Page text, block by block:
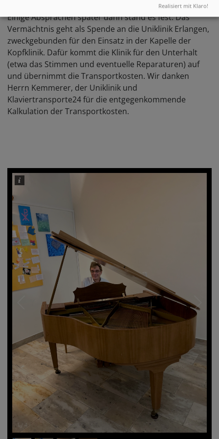
Einige Absprachen später dann stand es fest: Das
Vermächtnis geht als Spende an die Uniklinik Erlangen,
zweckgebunden für den Einsatz in der Kapelle der
Kopfklinik. Dafür kommt die Klinik für den Unterhalt
(etwa das Stimmen und eventuelle Reparaturen) auf
und übernimmt die Transportkosten. Wir danken
Herrn Kemmerer, der Uniklinik und
Klaviertransporte24 für die entgegenkommende
Kalkulation der Transportkosten.
/ 4
Realisiert mit Klaro!